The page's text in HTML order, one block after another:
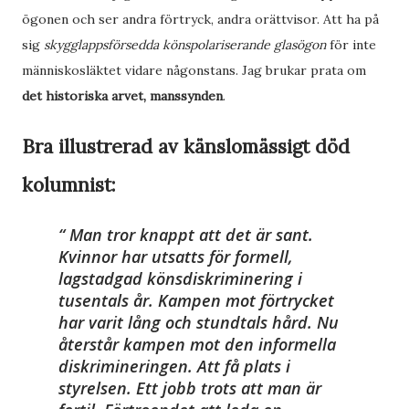
ögonen och ser andra förtryck, andra orättvisor. Att ha på
sig skygglappsförsedda könspolariserande glasögonför inte
människosläktet vidare någonstans. Jag brukar prata om
det historiska arvet, manssynden.
Bra illustrerad av känslomässigt död
kolumnist:
Man tror knappt att det är sant.
Kvinnor har utsatts för formell,
lagstadgad könsdiskriminering i
tusentals år. Kampen mot förtrycket
har varit lång och stundtals hård. Nu
återstår kampen mot den informella
diskrimineringen. Att få plats i
styrelsen. Ett jobb trots att man är